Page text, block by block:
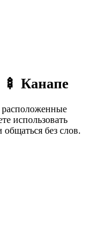
Канапе
использовать
без слов.